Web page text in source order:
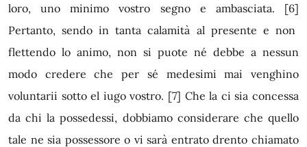
loro, uno minimo vostro segno e ambasciata. [6]
Pertanto, sendo in tanta calamità al presente e non
flettendo lo animo, non si puote né debbe a nessun
modo credere che per sé medesimi mai venghino
voluntarii sotto el iugo vostro. [7] Che la ci sia concessa
da chi la possedessi, dobbiamo considerare che quello
tale ne sia possessore o vi sarà entrato drento chiamato